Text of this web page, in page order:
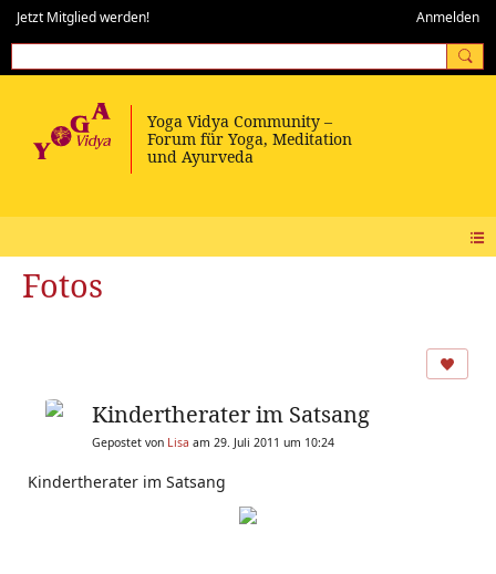
Jetzt Mitglied werden! Anmelden
Fotos
Kindertherater im Satsang
Gepostet von Lisa am 29. Juli 2011 um 10:24
Kindertherater im Satsang